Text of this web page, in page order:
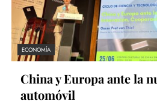
ECONOMÍA
China y Europa ante la
automóvil